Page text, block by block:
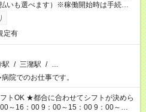
いも選べます）※稼働開始時は手続き完
ます。
定有
駅 / 三潴駅 / …
院でのお仕事です。
フトが決めら
～16：00 9：00～15：00 9：00～